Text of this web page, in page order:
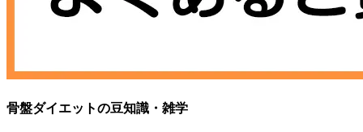
骨盤ダイエットの豆知識・雑学